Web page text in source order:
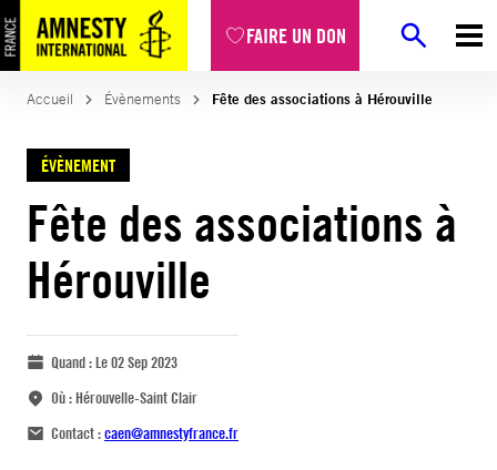
FAIRE UN DON
Accueil Évènements Fête des associations à Hérouville
ÉVÈNEMENT
Fête des associations à
Hérouville
Quand :Le 02 Sep 2023
Où :Hérouvelle-Saint Clair
Contact :caen@amnestyfrance.fr